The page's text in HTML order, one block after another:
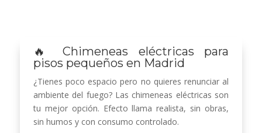
🔥 Chimeneas eléctricas para
pisos pequeños en Madrid
¿Tienes poco espacio pero no quieres renunciar al
ambiente del fuego? Las chimeneas eléctricas son
tu mejor opción. Efecto llama realista, sin obras,
sin humos y con consumo controlado.